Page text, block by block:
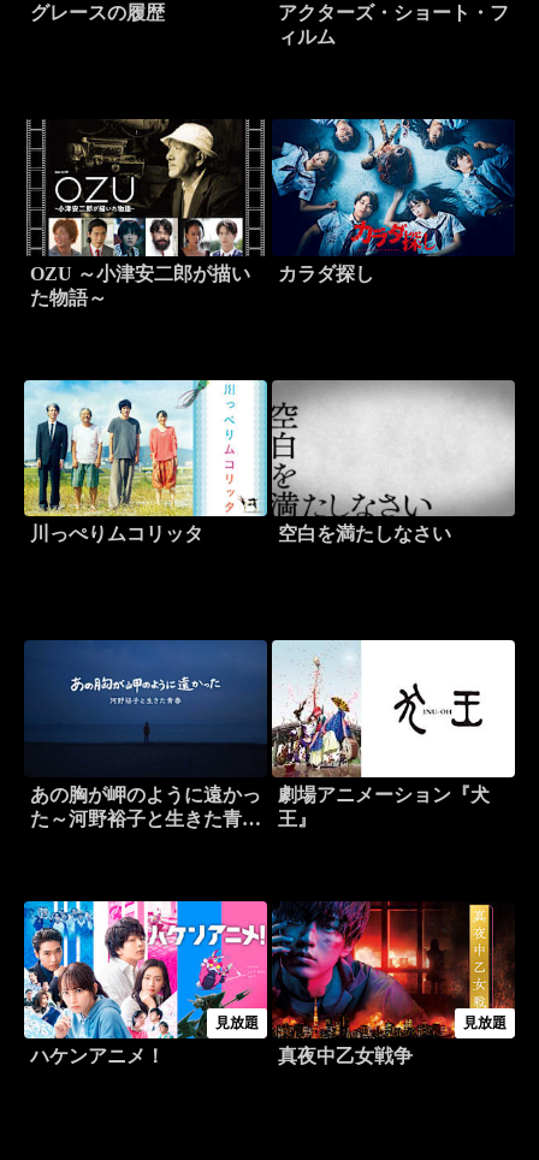
グレースの履歴
アクターズ・ショート・フ
ィルム
OZU ～小津安二郎が描い
た物語～
カラダ探し
川っぺりムコリッタ 空白を満たしなさい
あの胸が岬のように遠かっ
た～河野裕子と生きた青春
劇場アニメーション『犬
王』
見放題
ハケンアニメ！
見放題
真夜中乙女戦争